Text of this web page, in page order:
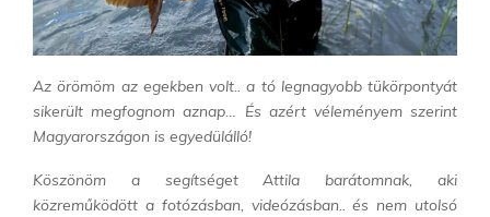
Az örömöm az egekben volt.. a tó legnagyobb tükörpontyát
sikerült megfognom aznap… És azért véleményem szerint
Magyarországon is egyedülálló!
Köszönöm a segítséget Attila barátomnak, aki
közreműködött a fotózásban, videózásban.. és nem utolsó